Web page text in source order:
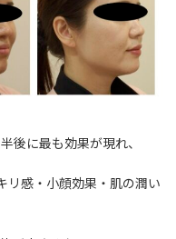
後に最も効果が現れ、
リ感・小顔効果・肌の潤い